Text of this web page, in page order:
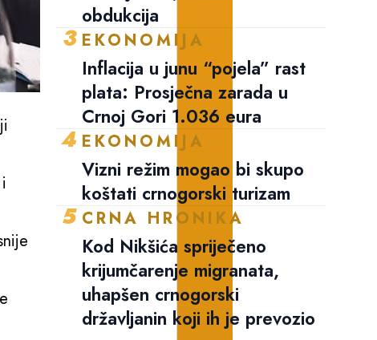
obdukcija
3 EKONOMIJA
Inflacija u junu “pojela” rast
plata: Prosječna zarada u
Crnoj Gori 1.036 eura
4 EKONOMIJA
Vizni režim mogao bi skupo
koštati crnogorski turizam
5 CRNA HRONIKA
Kod Nikšića spriječeno
krijumčarenje migranata,
uhapšen crnogorski
državljanin koji ih je prevozio